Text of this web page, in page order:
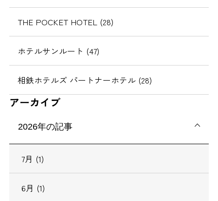
THE POCKET HOTEL (28)
ホテルサンルート (47)
相鉄ホテルズ パートナーホテル (28)
アーカイブ
2026年の記事
7月 (1)
6月 (1)